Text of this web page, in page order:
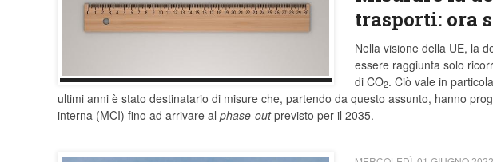
trasporti: ora
Nella visione della UE, la
essere raggiunta solo
di CO2. Ciò vale in
ultimi anni è stato destinatario di misure che, partendo da questo assunto, hanno
interna (MCI) fino ad arrivare al phase-outprevisto per il 2035.